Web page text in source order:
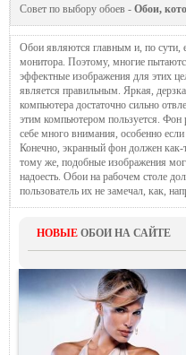
Совет по выбору обоев - Обои,
Обои являются главным и, по сути,
монитора. Поэтому, многие
эффектные изображения для этих
является правильным. Яркая,
компьютера достаточно сильно
этим компьютером пользуется. Фон
себе много внимания, особенно
Конечно, экранный фон должен как-
тому же, подобные изображения
надоесть. Обои на рабочем столе
пользователь их не замечал, как,
НОВЫЕ ОБОИ НА САЙТЕ